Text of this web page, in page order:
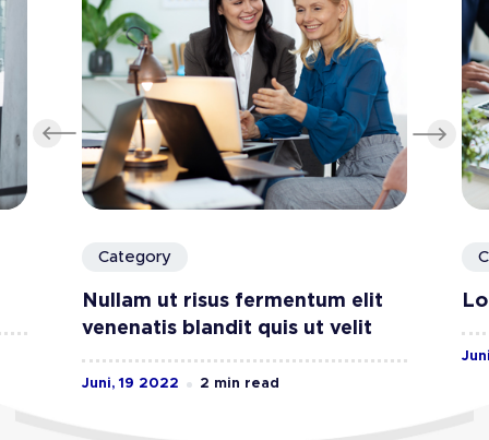
Category
Nullam ut risus fermentum elit
venenatis blandit quis ut velit
Juni, 19 2022 2 min read